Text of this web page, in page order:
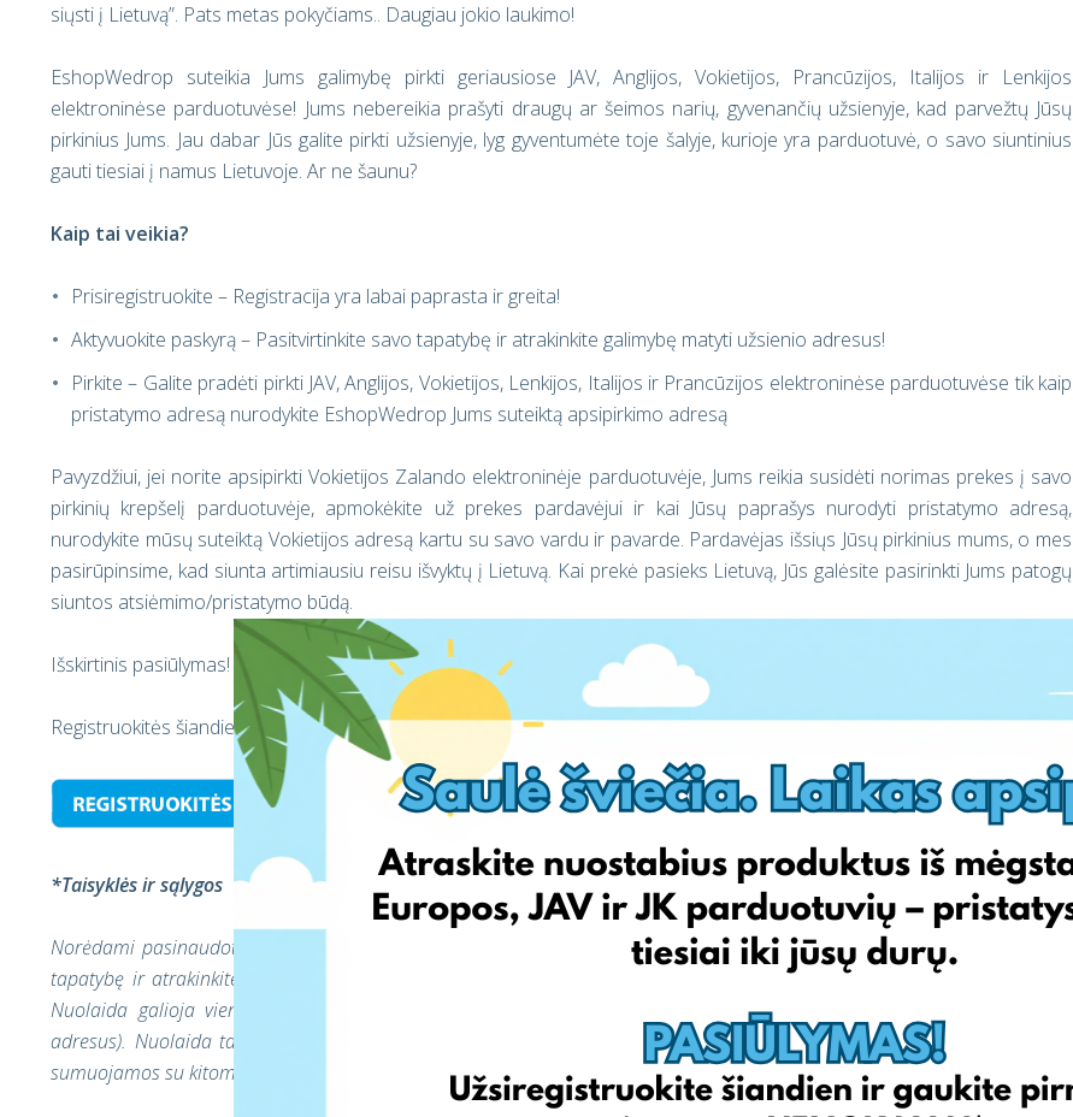
siųsti į Lietuvą”. Pats metas pokyčiams.. Daugiau jokio laukimo!
EshopWedrop suteikia Jums galimybę pirkti geriausiose JAV, Anglijos, Vokietijos, Prancūzijos, Italijos ir Lenkijos
elektroninėse parduotuvėse! Jums nebereikia prašyti draugų ar šeimos narių, gyvenančių užsienyje, kad parvežtų Jūsų
pirkinius Jums. Jau dabar Jūs galite pirkti užsienyje, lyg gyventumėte toje šalyje, kurioje yra parduotuvė, o savo siuntinius
gauti tiesiai į namus Lietuvoje. Ar ne šaunu?
Kaip tai veikia?
Prisiregistruokite – Registracija yra labai paprasta ir greita!
Aktyvuokite paskyrą – Pasitvirtinkite savo tapatybę ir atrakinkite galimybę matyti užsienio adresus!
Pirkite – Galite pradėti pirkti JAV, Anglijos, Vokietijos, Lenkijos, Italijos ir Prancūzijos elektroninėse parduotuvėse tik kaip
pristatymo adresą nurodykite EshopWedrop Jums suteiktą apsipirkimo adresą
Pavyzdžiui, jei norite apsipirkti Vokietijos Zalando elektroninėje parduotuvėje, Jums reikia susidėti norimas prekes į savo
pirkinių krepšelį parduotuvėje, apmokėkite už prekes pardavėjui ir kai Jūsų paprašys nurodyti pristatymo adresą,
nurodykite mūsų suteiktą Vokietijos adresą kartu su savo vardu ir pavarde. Pardavėjas išsiųs Jūsų pirkinius mums, o mes
pasirūpinsime, kad siunta artimiausiu reisu išvyktų į Lietuvą. Kai prekė pasieks Lietuvą, Jūs galėsite pasirinkti Jums patogų
siuntos atsiėmimo/pristatymo būdą.
Išskirtinis pasiūlymas!
Registruokitės šiandien, įveskite nuolaidos kodąES25ir pirmą užsakymą gaukite NEMOKAMAI*!
*Taisyklės ir sąlygos
Norėdami pasinaudoti nemokamu pirmuoju EshopWedrop pristatymu, užsiregistruokite jau šiandien, pasitvirtinkite savo
tapatybę ir atrakinkite EshopWedrop adresus. Nuolaida pirmajam užsakymui bus automatiškai pridėta į Jūsų paskyrą.
Nuolaida galioja vieną mėnesį nuo aktyvavimo dienos (to momento, kai Jūsų atrakinate EshopWedrop apsipirkimo
adresus). Nuolaida taikoma tik EshopWedrop transportavimo paslaugoms, kurių vertė yra iki 10 eurų. Nuolaidos nėra
sumuojamos su kitomis EshopWedrop nuolaidomis.